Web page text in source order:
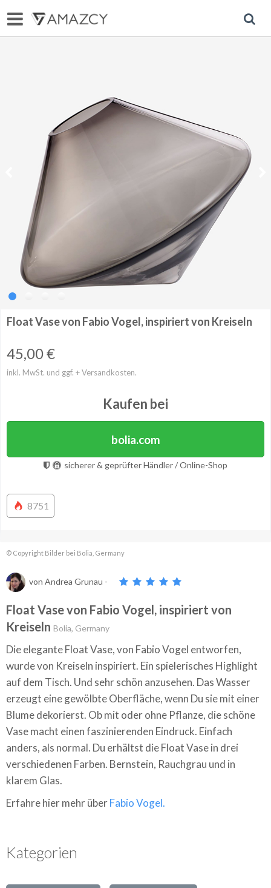
Float Vase von Fabio Vogel, inspiriert von Kreiseln
45,00€
inkl. MwSt. und ggf. + Versandkosten.
Kaufen bei
bolia.com
sicherer & geprüfter Händler / Online-Shop
8751
© Copyright Bilder bei Bolia, Germany
von Andrea Grunau -
Float Vase von Fabio Vogel, inspiriert von
Kreiseln Bolia, Germany
Die elegante Float Vase, von Fabio Vogel entworfen,
wurde von Kreiseln inspiriert. Ein spielerisches Highlight
auf dem Tisch. Und sehr schön anzusehen. Das Wasser
erzeugt eine gewölbte Oberfläche, wenn Du sie mit einer
Blume dekorierst. Ob mit oder ohne Pflanze, die schöne
Vase macht einen faszinierenden Eindruck. Einfach
anders, als normal. Du erhältst die Float Vase in drei
verschiedenen Farben. Bernstein, Rauchgrau und in
klarem Glas.
Erfahre hier mehr überFabio Vogel.
Kategorien